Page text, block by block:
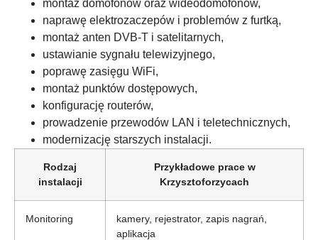
montaż domofonów oraz wideodomofonów,
naprawę elektrozaczepów i problemów z furtką,
montaż anten DVB-T i satelitarnych,
ustawianie sygnału telewizyjnego,
poprawę zasięgu WiFi,
montaż punktów dostępowych,
konfigurację routerów,
prowadzenie przewodów LAN i teletechnicznych,
modernizację starszych instalacji.
Rodzaj
instalacji
Przykładowe prace w
Krzysztoforzycach
Monitoring
kamery, rejestrator, zapis nagrań,
aplikacja